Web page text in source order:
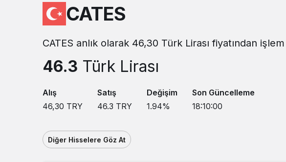
CATES
CATES anlık olarak 46,30 Türk Lirası fiyatından
46.3 Türk Lirası
Alış
46,30 TRY
Satış
46.3 TRY
Değişim
1.94%
Son Güncelleme
18:10:00
Diğer Hisselere Göz At